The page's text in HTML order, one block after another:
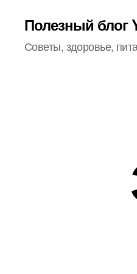
Полезный блог
Советы, здоровье,